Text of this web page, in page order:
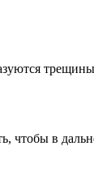
чтобы в